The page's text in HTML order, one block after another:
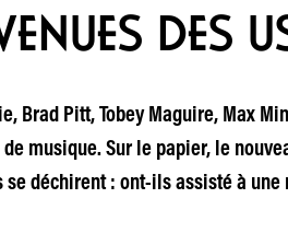
DES
Brad Pitt, Tobey Maguire, Max
musique. Sur le papier, le
déchirent : ont-ils assisté à